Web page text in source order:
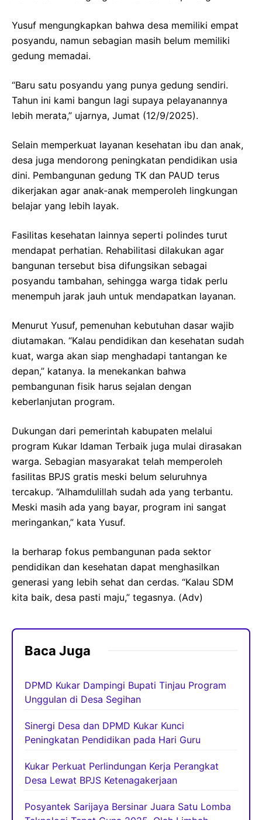
Yusuf mengungkapkan bahwa desa memiliki empat
posyandu, namun sebagian masih belum memiliki
gedung memadai.
“Baru satu posyandu yang punya gedung sendiri.
Tahun ini kami bangun lagi supaya pelayanannya
lebih merata,” ujarnya, Jumat (12/9/2025).
Selain memperkuat layanan kesehatan ibu dan anak,
desa juga mendorong peningkatan pendidikan usia
dini. Pembangunan gedung TK dan PAUD terus
dikerjakan agar anak-anak memperoleh lingkungan
belajar yang lebih layak.
Fasilitas kesehatan lainnya seperti polindes turut
mendapat perhatian. Rehabilitasi dilakukan agar
bangunan tersebut bisa difungsikan sebagai
posyandu tambahan, sehingga warga tidak perlu
menempuh jarak jauh untuk mendapatkan layanan.
Menurut Yusuf, pemenuhan kebutuhan dasar wajib
diutamakan. “Kalau pendidikan dan kesehatan sudah
kuat, warga akan siap menghadapi tantangan ke
depan,” katanya. Ia menekankan bahwa
pembangunan fisik harus sejalan dengan
keberlanjutan program.
Dukungan dari pemerintah kabupaten melalui
program Kukar Idaman Terbaik juga mulai dirasakan
warga. Sebagian masyarakat telah memperoleh
fasilitas BPJS gratis meski belum seluruhnya
tercakup. “Alhamdulillah sudah ada yang terbantu.
Meski masih ada yang bayar, program ini sangat
meringankan,” kata Yusuf.
Ia berharap fokus pembangunan pada sektor
pendidikan dan kesehatan dapat menghasilkan
generasi yang lebih sehat dan cerdas. “Kalau SDM
kita baik, desa pasti maju,” tegasnya. (Adv)
Baca Juga
DPMD Kukar Dampingi Bupati Tinjau Program
Unggulan di Desa Segihan
Sinergi Desa dan DPMD Kukar Kunci
Peningkatan Pendidikan pada Hari Guru
Kukar Perkuat Perlindungan Kerja Perangkat
Desa Lewat BPJS Ketenagakerjaan
Posyantek Sarijaya Bersinar Juara Satu Lomba